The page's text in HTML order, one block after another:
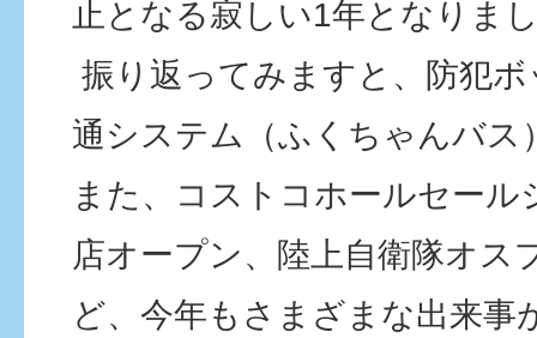
止となる寂しい1年となりま
振り返ってみますと、防犯
通システム（ふくちゃんバス
また、コストコホールセール
店オープン、陸上自衛隊オス
ど、今年もさまざまな出来事